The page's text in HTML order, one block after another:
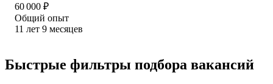
60 000 ₽
Общий опыт
11 лет 9 месяцев
Быстрые фильтры подбора вакансий